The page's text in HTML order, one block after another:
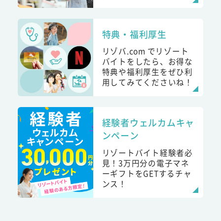
特典・福利厚生
リゾバ.com でリゾート
バイトをしたら、お得な
特典や福利厚生をぜひ利
用してみてくださいね！
経験者ウェルカムキャ
ンペーン
リゾートバイト経験者必
見！3万円分の電子マネ
ーギフトをGETするチャ
ンス！